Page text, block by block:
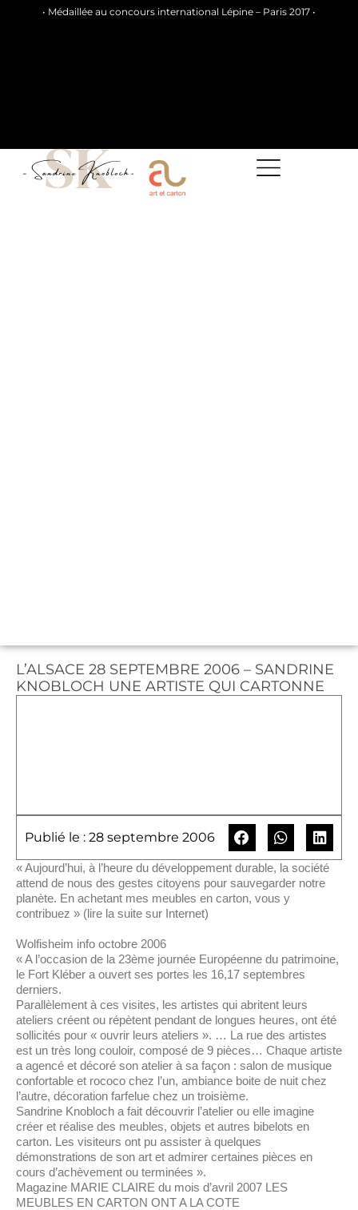
• Médaillée au concours international Lépine – Paris 2017 •
L’ALSACE 28 SEPTEMBRE 2006 – SANDRINE
KNOBLOCH UNE ARTISTE QUI CARTONNE
Publié le : 28 septembre 2006
« Aujourd’hui, à l’heure du développement durable, la société
attend de nous des gestes citoyens pour sauvegarder notre
planète. En achetant mes meubles en carton, vous y
contribuez » (lire la suite sur Internet)
Wolfisheim info octobre 2006
« A l’occasion de la 23ème journée Européenne du patrimoine,
le Fort Kléber a ouvert ses portes les 16,17 septembres
derniers.
Parallèlement à ces visites, les artistes qui abritent leurs
ateliers créent ou répètent pendant de longues heures, ont été
sollicités pour « ouvrir leurs ateliers ». … La rue des artistes
est un très long couloir, composé de 9 pièces… Chaque artiste
a agencé et décoré son atelier à sa façon : salon de musique
confortable et rococo chez l’un, ambiance boite de nuit chez
l’autre, décoration farfelue chez un troisième.
Sandrine Knobloch a fait découvrir l’atelier ou elle imagine
créer et réalise des meubles, objets et autres bibelots en
carton. Les visiteurs ont pu assister à quelques
démonstrations de son art et admirer certaines pièces en
cours d’achèvement ou terminées ».
Magazine MARIE CLAIRE du mois d’avril 2007 LES
MEUBLES EN CARTON ONT A LA COTE